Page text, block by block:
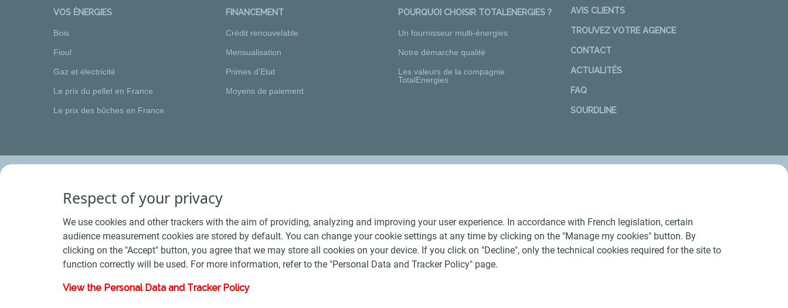
VOS ÉNERGIES
Bois
Fioul
Gaz et électricité
Le prix du pellet en France
Le prix des bûches en France
FINANCEMENT
Crédit renouvelable
Mensualisation
Primes d'Etat
Moyens de paiement
POURQUOI CHOISIR TOTALENERGIES ?
Un fournisseur multi-énergies
Notre démarche qualité
Les valeurs de la compagnie
TotalEnergies
AVIS CLIENTS
TROUVEZ VOTRE AGENCE
CONTACT
ACTUALITÉS
FAQ
SOURDLINE
Conditions Générales de Vente Bois - Conditions Générales de Vente Produits Pétroliers
Respect of your privacy
We use cookies and other trackers with the aim of providing, analyzing and improving your user experience. In accordance with French legislation, certain
audience measurement cookies are stored by default. You can change your cookie settings at any time by clicking on the "Manage my cookies" button. By
clicking on the "Accept" button, you agree that we may store all cookies on your device. If you click on "Decline", only the technical cookies required for the site to
function correctly will be used. For more information, refer to the "Personal Data and Tracker Policy" page.
View the Personal Data and Tracker Policy